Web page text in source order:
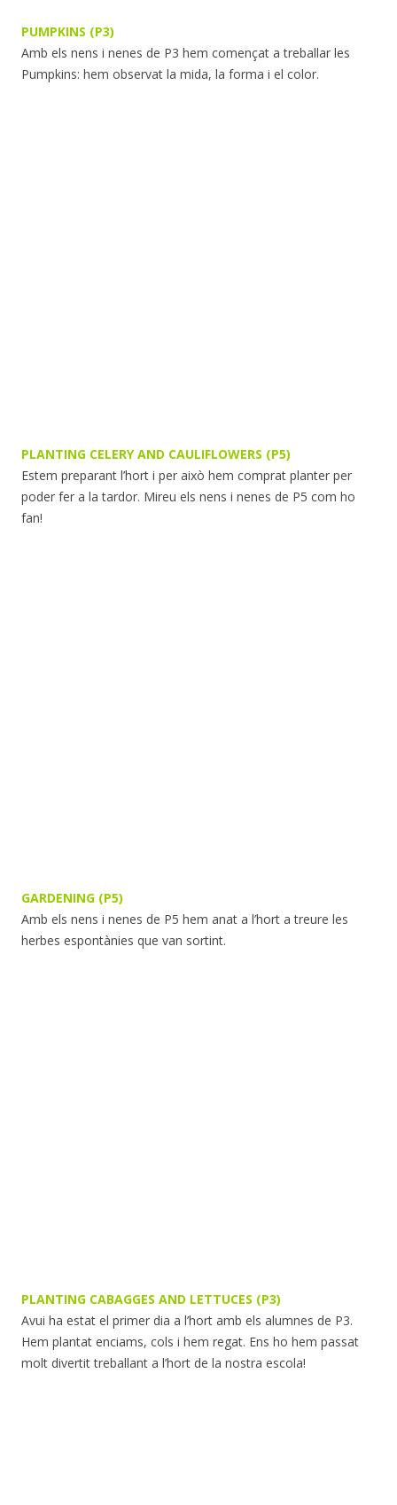
PUMPKINS (P3)
Amb els nens i nenes de P3 hem començat a treballar les
Pumpkins: hem observat la mida, la forma i el color.
PLANTING CELERY AND CAULIFLOWERS (P5)
Estem preparant l’hort i per això hem comprat planter per
poder fer a la tardor. Mireu els nens i nenes de P5 com ho
fan!
GARDENING (P5)
Amb els nens i nenes de P5 hem anat a l’hort a treure les
herbes espontànies que van sortint.
PLANTING CABAGGES AND LETTUCES (P3)
Avui ha estat el primer dia a l’hort amb els alumnes de P3.
Hem plantat enciams, cols i hem regat. Ens ho hem passat
molt divertit treballant a l’hort de la nostra escola!